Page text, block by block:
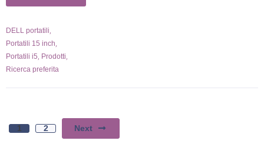
DELL portatili
Portatili 15 inch
Portatili i5 Prodotti
Ricerca preferita
1 2 Next